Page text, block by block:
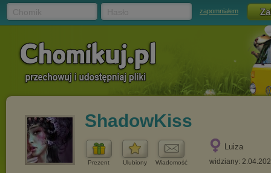
zapomniałem
ShadowKiss
Prezent Ulubiony Wiadomość
Luiza
widziany: